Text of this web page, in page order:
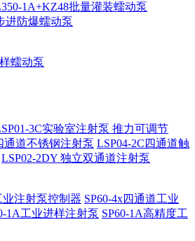
1A+KZ48批量灌装蠕动泵
进防爆蠕动泵
蠕动泵
3C实验室注射泵 推力可调节
通道不锈钢注射泵 LSP04-2C四通道触
LSP02-2DY 独立双通道注射泵
业注射泵控制器 SP60-4x四通道工业
1A工业进样注射泵 SP60-1A高精度工